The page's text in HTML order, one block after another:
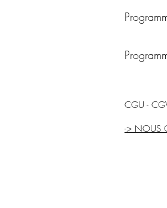
CGU -
-> NOUS